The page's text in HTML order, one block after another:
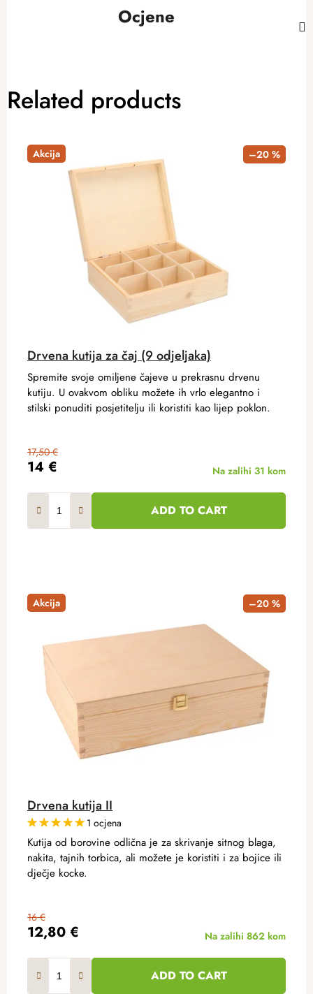
Ocjene
Related products
Akcija –20 %
Drvena kutija za čaj (9 odjeljaka)
14 €
17,50 €
Na zalihi 31 kom
ADD TO CART
Spremite svoje omiljene čajeve u prekrasnu drvenu
kutiju. U ovakvom obliku možete ih vrlo elegantno i
stilski ponuditi posjetitelju ili koristiti kao lijep poklon.
Akcija –20 %
Drvena kutija II
1 ocjena
12,80 €
16 €
Na zalihi 862 kom
ADD TO CART
Kutija od borovine odlična je za skrivanje sitnog blaga,
nakita, tajnih torbica, ali možete je koristiti i za bojice ili
dječje kocke.